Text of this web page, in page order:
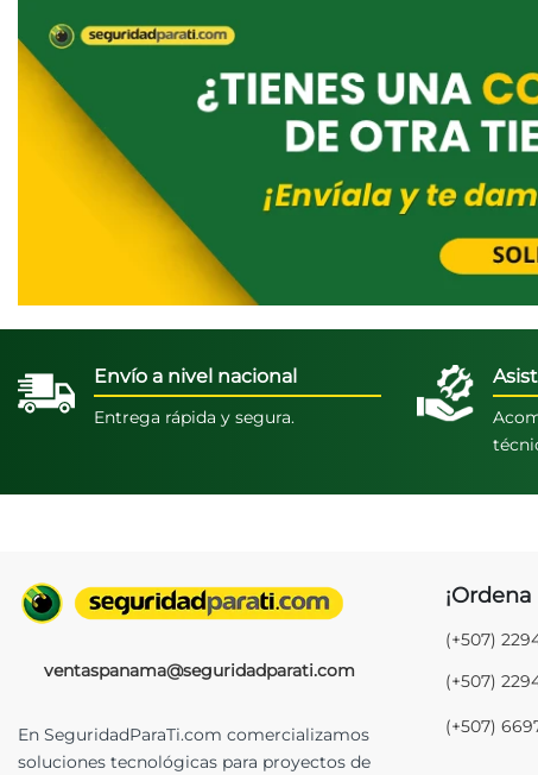
Envío a nivel nacional
Entrega rápida y segura.
ventaspanama@seguridadparati.com
En SeguridadParaTi.com comercializamos
soluciones tecnológicas para proyectos de
(+507)
(+507)
(+507)